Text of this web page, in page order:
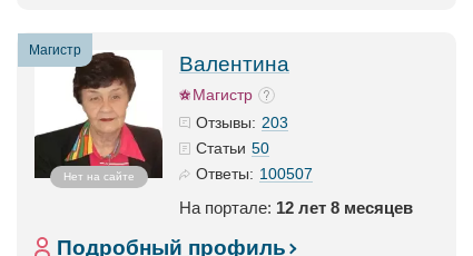
Магистр
Нет на сайте
Валентина
Магистр
Отзывы: 203
Статьи 50
Ответы: 100507
На портале: 12 лет 8 месяцев
Подробный профиль